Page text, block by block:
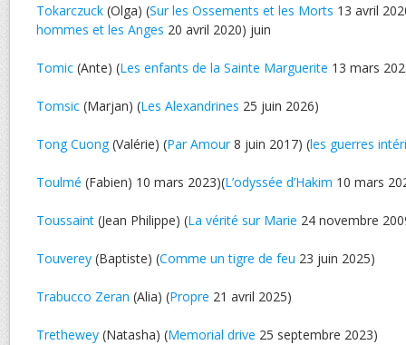
Tokarczuck (Olga) (Sur les Ossements et les Morts 13 avril
hommes et les Anges 20 avril 2020) juin
Tomic (Ante) (Les enfants de la Sainte Marguerite 13 mars
Tomsic (Marjan) (Les Alexandrines 25 juin 2026)
Tong Cuong(Valérie) (Par Amour8 juin 2017) (les guerres
Toulmé (Fabien) 10 mars 2023)(L’odyssée d’Hakim 10 mars
Toussaint (Jean Philippe) (La vérité sur Marie 24 novembre
Touverey (Baptiste) (Comme un tigre de feu 23 juin 2025)
Trabucco Zeran (Alia) (Propre 21 avril 2025)
Trethewey (Natasha) (Memorial drive 25 septembre 2023)